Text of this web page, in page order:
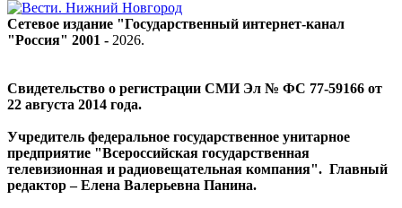
Сетевое издание "Государственный интернет-канал
"Россия" 2001 - 2026.
Свидетельство о регистрации СМИ Эл № ФС 77-59166 от
22 августа 2014 года.
Учредитель федеральное государственное унитарное
предприятие "Всероссийская государственная
телевизионная и радиовещательная компания". Главный
редактор – Елена Валерьевна Панина.